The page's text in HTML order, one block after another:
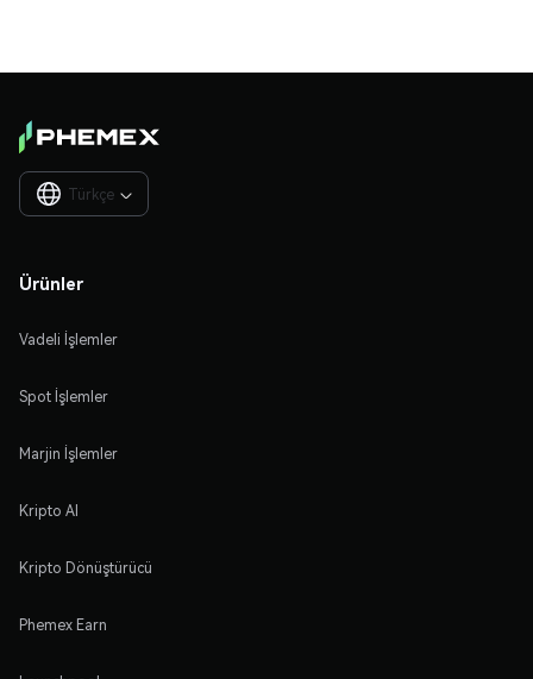
Türkçe 
Ürünler
Vadeli İşlemler
Spot İşlemler
Marjin İşlemler
Kripto Al
Kripto Dönüştürücü
Phemex Earn